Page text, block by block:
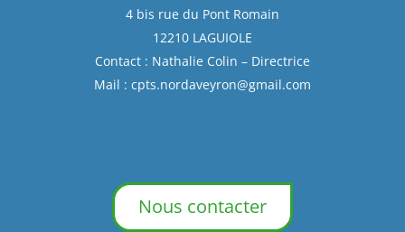
4 bis rue du Pont Romain
12210 LAGUIOLE
Contact : Nathalie Colin – Directrice
Mail : cpts.nordaveyron@gmail.com
Nous contacter